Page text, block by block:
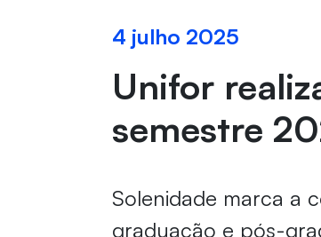
4 julho 2025
Unifor
semestre
Solenidade marca a
graduação e pós-